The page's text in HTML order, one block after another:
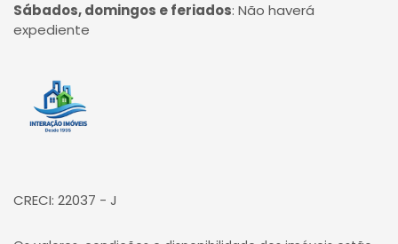
Sábados, domingos e feriados: Não haverá
expediente
Página inicial
CRECI: 22037 - J